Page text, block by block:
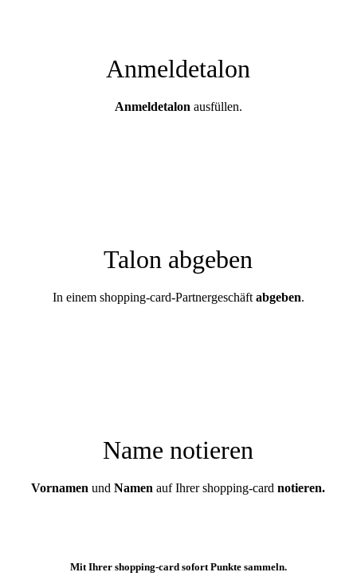
Anmeldetalon
Anmeldetalon ausfüllen.
Talon abgeben
In einem shopping-card-Partnergeschäft abgeben.
Name notieren
Vornamen undNamen auf Ihrer shopping-cardnotieren.
Mit Ihrer shopping-card sofort Punkte sammeln.